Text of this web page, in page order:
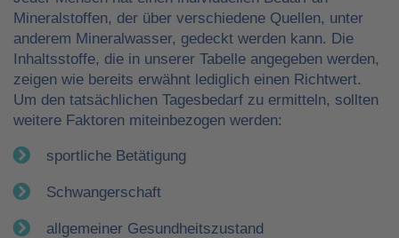
Mineralstoffen, der über verschiedene Quellen, unter
anderem Mineralwasser, gedeckt werden kann. Die
Inhaltsstoffe, die in unserer Tabelle angegeben werden,
zeigen wie bereits erwähnt lediglich einen Richtwert.
Um den tatsächlichen Tagesbedarf zu ermitteln, sollten
weitere Faktoren miteinbezogen werden:
sportliche Betätigung
Schwangerschaft
allgemeiner Gesundheitszustand